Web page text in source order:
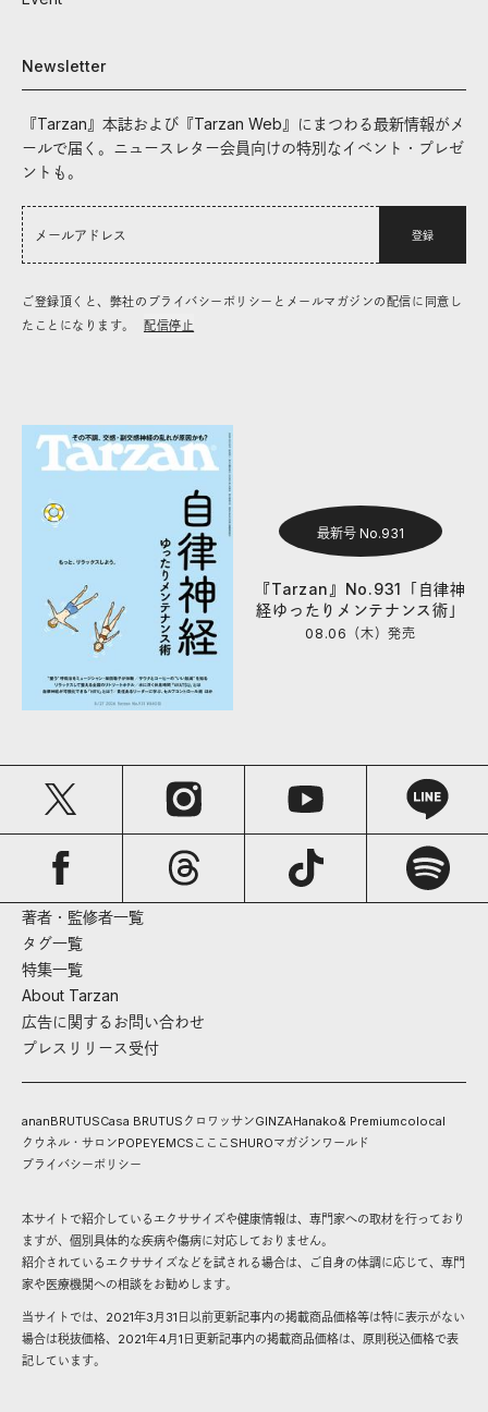
Newsletter
『Tarzan』本誌および『Tarzan Web』にまつわる最新情報がメ
ールで届く。ニュースレター会員向けの特別なイベント・プレゼ
ントも。
登録
ご登録頂くと、弊社のプライバシーポリシーとメールマガジンの配信に同意し
たことになります。
配信停止
最新号 No.931
『Tarzan』No.931「自律神
経ゆったりメンテナンス術」
08.06（木）発売
著者・監修者一覧
タグ一覧
特集一覧
About Tarzan
広告に関するお問い合わせ
プレスリリース受付
ananBRUTUSCasa BRUTUS クロワッサンGINZAHanako& Premiumcolocal
クウネル・サロンPOPEYEMCS こここ SHUROマガジンワールド
プライバシーポリシー
本サイトで紹介しているエクササイズや健康情報は、専門家への取材を行っており
ますが、個別具体的な疾病や傷病に対応しておりません。
紹介されているエクササイズなどを試される場合は、ご自身の体調に応じて、専門
家や医療機関への相談をお勧めします。
当サイトでは、2021年3月31日以前更新記事内の掲載商品価格等は特に表示がない
場合は税抜価格、2021年4月1日更新記事内の掲載商品価格は、原則税込価格で表
記しています。